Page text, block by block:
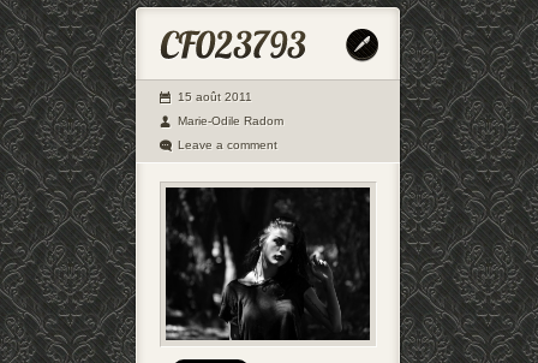
15 août 2011
Marie-Odile Radom
Leave a comment